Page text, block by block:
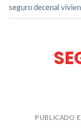
seguro decenal
PUBLICADO